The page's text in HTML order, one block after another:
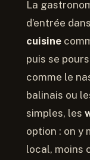
La
d’entrée
cuisine
puis se
comme le
balinais ou
simples, les
option : on y
local, moins